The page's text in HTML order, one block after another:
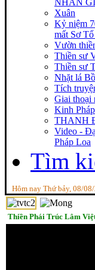
NHÂN
Xuân
Kỷ niệm
mất Sơ
Vườn
Thiền sư
Thiền sư
Nhặt lá
Tích
Giai thoại
Kinh
THANH
Video -
Pháp Loa
Tìm
Hôm nay Thứ bảy, 08/
Thiền Phái Trúc Lâm